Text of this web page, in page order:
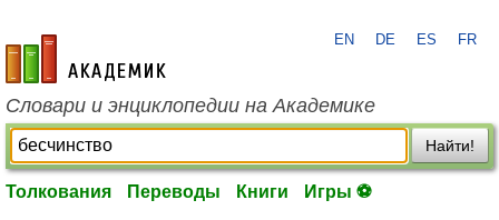
academic.ru
EN DE ES FR
Словари и энциклопедии на Академике
Найти!
Толкования Переводы Книги Игры ⚽